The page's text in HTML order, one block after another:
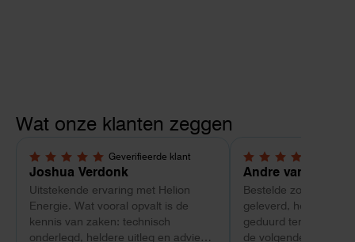
Wat onze klanten zeggen
Geverifieerde klant
5,0 van 5 sterren
Joshua Verdonk
Uitstekende ervaring met Helion
Energie. Wat vooral opvalt is de
kennis van zaken: technisch
onderlegd, heldere uitleg en advies
4 van 5 sterren
Andre van
Bestelde
geleverd, heeft wel
geduurd terwijl bij
de volgende dag al